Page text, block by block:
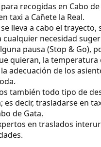
para recogidas en Cabo
taxi a Cañete la Real.
lleva a cabo el trayecto,
cualquier necesidad
pausa (Stop & Go),
quieran, la temperatura
adecuación de los
también todo tipo de
es decir, trasladarse en
de Gata.
en traslados